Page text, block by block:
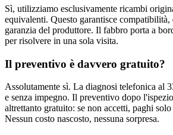
Sì, utilizziamo esclusivamente ricambi
equivalenti. Questo garantisce compatibilità,
garanzia del produttore. Il fabbro porta a
per risolvere in una sola visita.
Il preventivo è davvero gratuito?
Assolutamente sì. La diagnosi telefonica al
e senza impegno. Il preventivo dopo
altrettanto gratuito: se non accetti, paghi
Nessun costo nascosto, nessuna sorpresa.